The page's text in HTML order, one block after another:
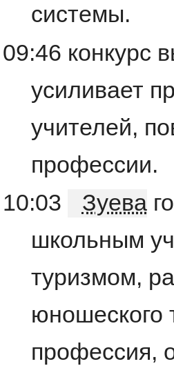
системы.
09:46 конкурс
усиливает
учителей,
профессии.
10:03
Зуева
школьным
туризмом,
юношеского
профессия,